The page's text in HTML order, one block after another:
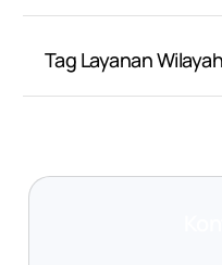
Tag Layanan